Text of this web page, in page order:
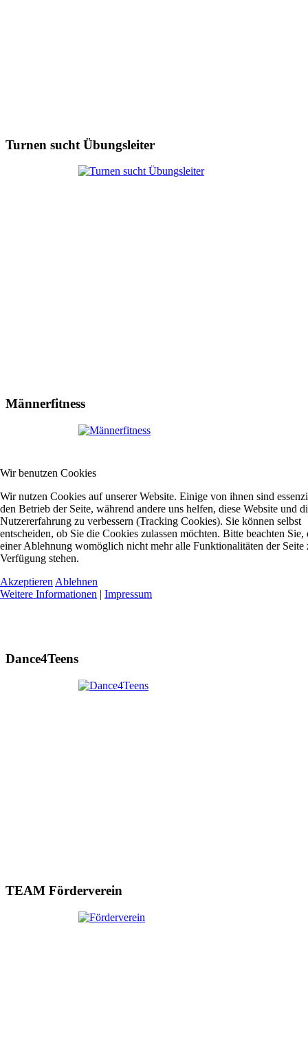
Turnen sucht Übungsleiter
Männerfitness
Dance4Teens
TEAM Förderverein
Wir benutzen Cookies
Wir nutzen Cookies auf unserer Website. Einige von ihnen sind
den Betrieb der Seite, während andere uns helfen, diese Website und
Nutzererfahrung zu verbessern (Tracking Cookies). Sie können selbst
entscheiden, ob Sie die Cookies zulassen möchten. Bitte beachten Sie,
einer Ablehnung womöglich nicht mehr alle Funktionalitäten der Seite
Verfügung stehen.
Akzeptieren Ablehnen
Weitere Informationen | Impressum